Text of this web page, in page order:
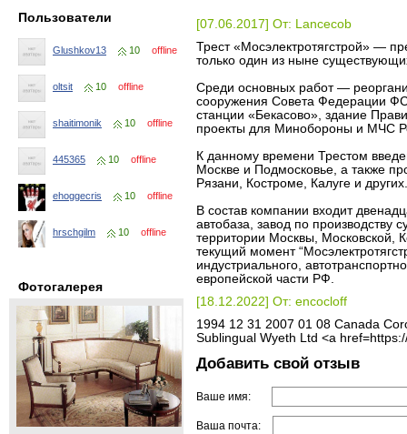
Пользователи
Glushkov13 10 offline
oltsit 10 offline
shaitimonik 10 offline
445365 10 offline
ehoggecris 10 offline
hrschgilm 10 offline
Фотогалерея
[07.06.2017] От: Lancecob
Трест «Мосэлектротягстрой» —
только один из ныне
Среди основных работ —
сооружения Совета Федерации
станции «Бекасово», здание
проекты для Минобороны и МЧС
К данному времени Трестом
Москве и Подмосковье, а также
Рязани, Костроме, Калуге и других.
В состав компании входит
автобаза, завод по
территории Москвы, Московской,
текущий момент
индустриального,
европейской части РФ.
[18.12.2022] От: encocloff
1994 12 31 2007 01 08 Canada
Sublingual Wyeth Ltd <a
Добавить свой отзыв
Ваше имя:
Ваша почта: